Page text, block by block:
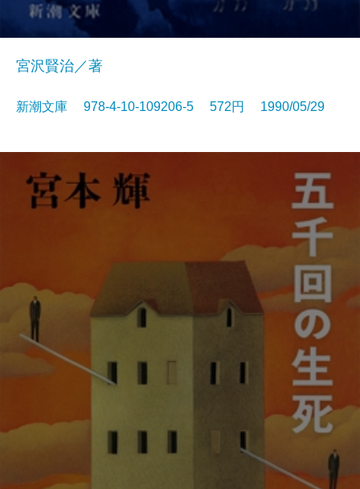
宮沢賢治／著
新潮文庫 978-4-10-109206-5 572円 1990/05/29